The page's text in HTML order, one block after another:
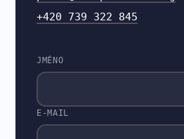
+420 739 322 845
JMÉNO
E-MAIL